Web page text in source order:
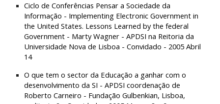
Ciclo de Conferências Pensar a Sociedade da
Informação - Implementing Electronic Government in
the United States. Lessons Learned by the federal
Government - Marty Wagner - APDSI na Reitoria da
Universidade Nova de Lisboa - Convidado - 2005 Abril
14
O que tem o sector da Educação a ganhar com o
desenvolvimento da SI - APDSI coordenação de
Roberto Carneiro - Fundação Gulbenkian, Lisboa,